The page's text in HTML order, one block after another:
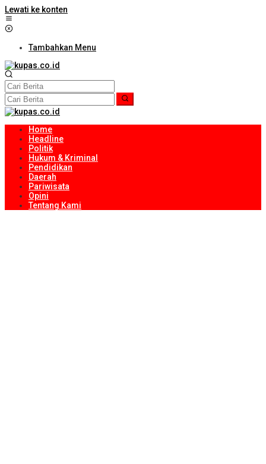
Lewati ke konten
Tambahkan Menu
Home
Headline
Politik
Hukum & Kriminal
Pendidikan
Daerah
Pariwisata
Opini
Tentang Kami